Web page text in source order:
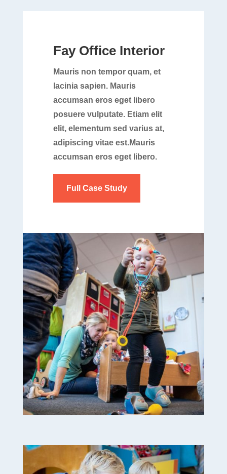
Fay Office Interior
Mauris non tempor quam, et
lacinia sapien. Mauris
accumsan eros eget libero
posuere vulputate. Etiam elit
elit, elementum sed varius at,
adipiscing vitae est.Mauris
accumsan eros eget libero.
Full Case Study